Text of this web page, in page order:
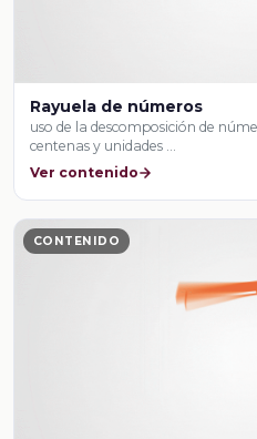
Rayuela de números
uso de la descomposición de
centenas y unidades …
Ver contenido
CONTENIDO